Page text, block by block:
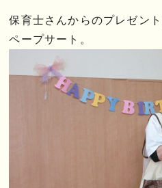
保育士さんからのプレゼン
ペープサート。